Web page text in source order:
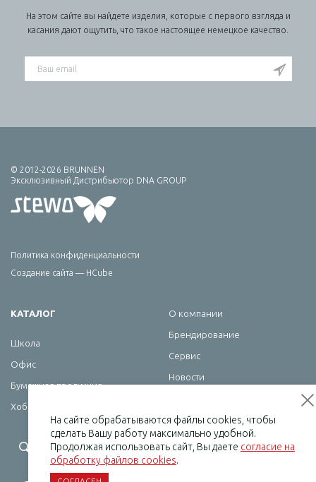
На этом сайте вы найдете изделия, которые с первого взгляда и
касания дают ощутить, что такое настоящее немецкое качество.
© 2012-2026 BRUNNEN
Эксклюзивный Дистрибьютор DNA GROUP
Политика конфиденциальности
Создание сайта — HCube
КАТАЛОГ
Школа
Офис
Бумажная продукция
Хобби
О компании
Брендирование
Сервис
Новости
+7 (495) 232-07-08
На сайте обрабатываются файлы cookies, чтобы
сделать Вашу работу максимально удобной.
Продолжая использовать сайт, Вы даете согласие на
обработку файлов cookies.